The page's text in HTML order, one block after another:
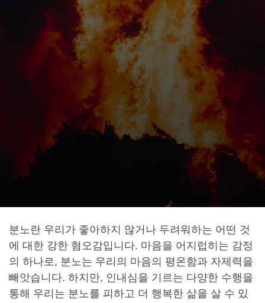
분노란 우리가 좋아하지 않거나 두려워하는 어떤 것
에 대한 강한 혐오감입니다. 마음을 어지럽히는 감정
의 하나로, 분노는 우리의 마음의 평온함과 자제력을
빼앗습니다. 하지만, 인내심을 기르는 다양한 수행을
통해 우리는 분노를 피하고 더 행복한 삶을 살 수 있